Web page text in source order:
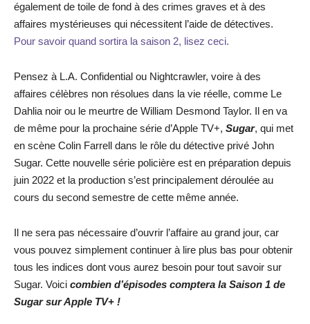
également de toile de fond à des crimes graves et à des
affaires mystérieuses qui nécessitent l’aide de détectives.
Pour savoir quand sortira la saison 2, lisez ceci.
Pensez à L.A. Confidential ou Nightcrawler, voire à des
affaires célèbres non résolues dans la vie réelle, comme Le
Dahlia noir ou le meurtre de William Desmond Taylor. Il en va
de même pour la prochaine série d’Apple TV+, Sugar, qui met
en scène Colin Farrell dans le rôle du détective privé John
Sugar. Cette nouvelle série policière est en préparation depuis
juin 2022 et la production s’est principalement déroulée au
cours du second semestre de cette même année.
Il ne sera pas nécessaire d’ouvrir l’affaire au grand jour, car
vous pouvez simplement continuer à lire plus bas pour obtenir
tous les indices dont vous aurez besoin pour tout savoir sur
Sugar. Voici combien d’épisodes comptera la Saison 1 de
Sugar sur Apple TV+ !